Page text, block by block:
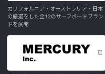
カリフォルニア・オーストラリア・日本
の厳選をした全12のサーフボードブラン
ドを展開